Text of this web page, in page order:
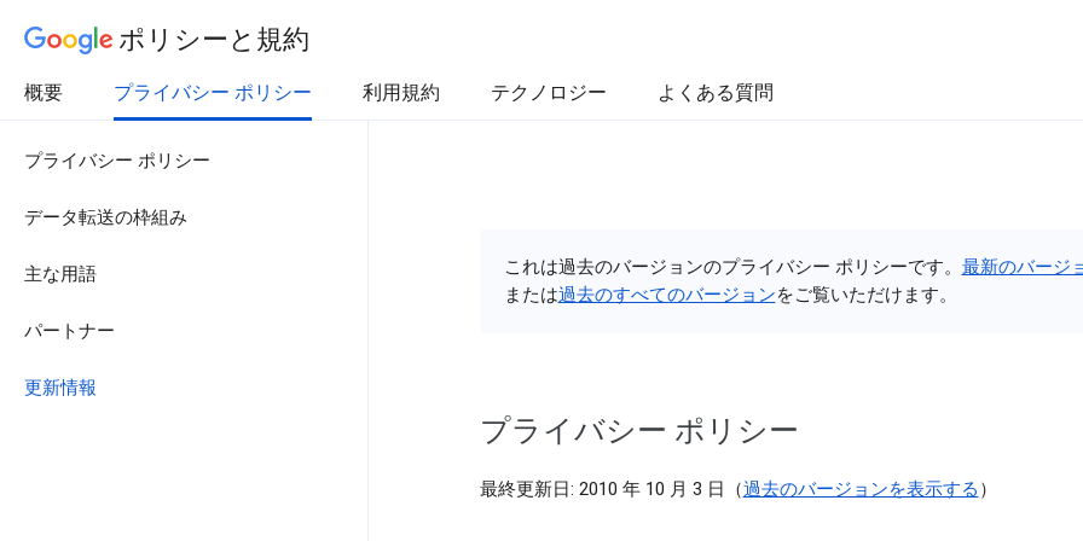
ポリシーと規約
概要 プライバシー ポリシー 利用規約 テクノロジー よくある質問
プライバシー ポリシー
データ転送の枠組み
主な用語
パートナー
更新情報
これは過去のバージョンのプライバシー ポリシーです。 最新のバージ
または過去のすべてのバージョンをご覧いただけます。
プライバシー ポリシー
最終更新日: 2010 年 10 月 3 日（過去のバージョンを表示する ）